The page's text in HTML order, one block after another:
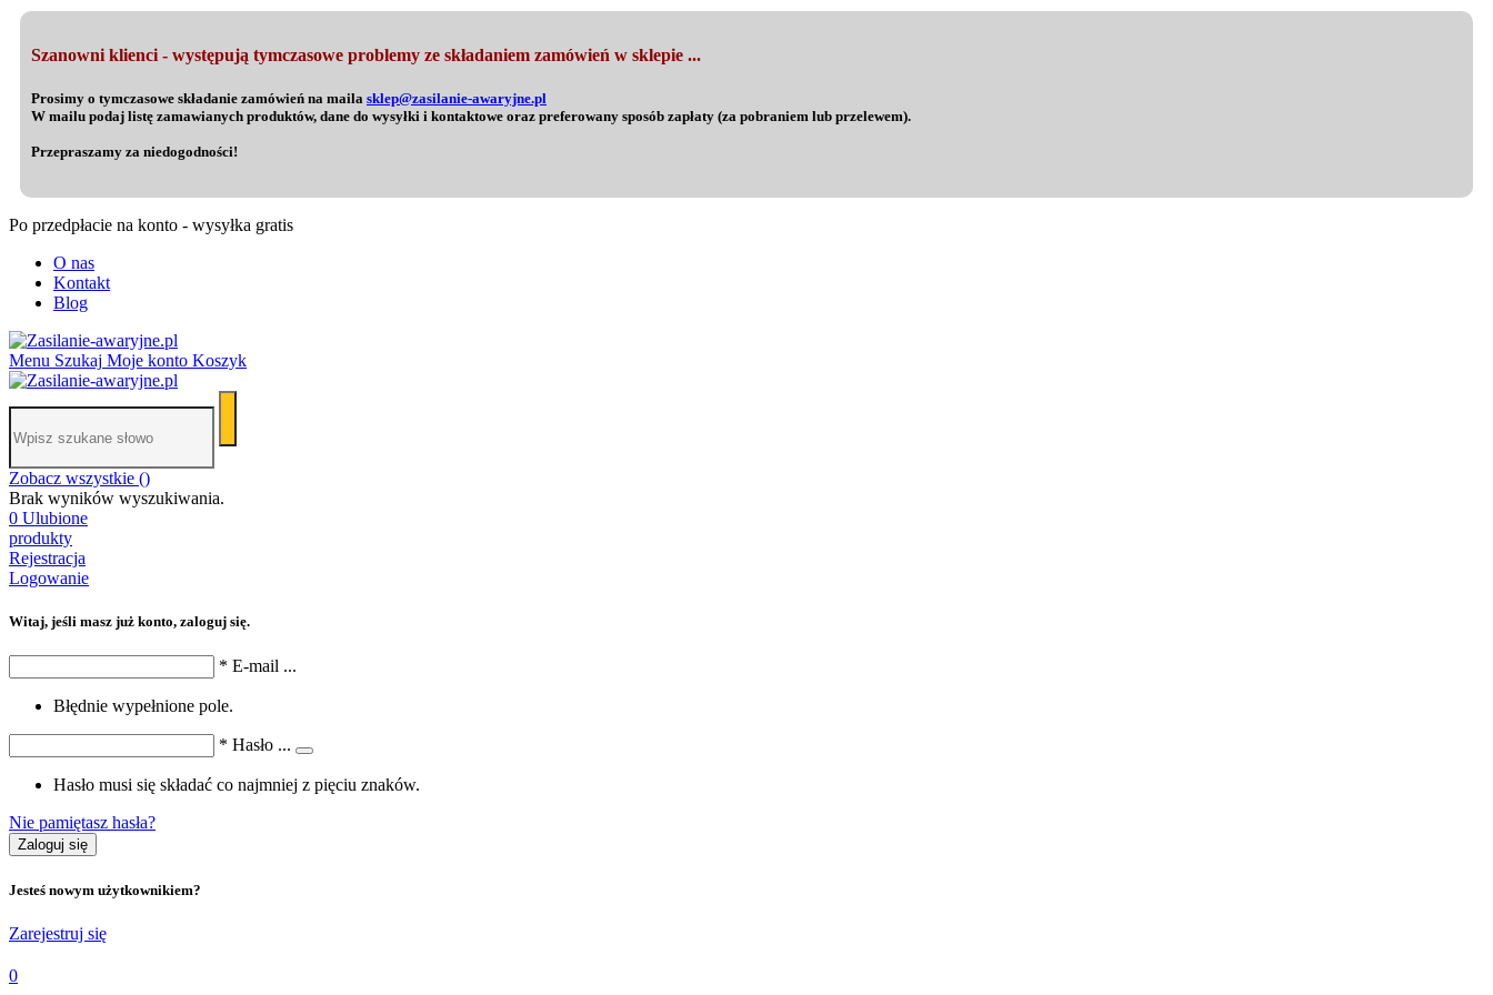
Szanowni klienci - występują tymczasowe problemy ze składaniem zamówień w sklepie ...
Prosimy o tymczasowe składanie zamówień na maila sklep@zasilanie-awaryjne.pl
W mailu podaj listę zamawianych produktów, dane do wysyłki i kontaktowe oraz preferowany sposób zapłaty (za pobraniem lub przelewem).
Przepraszamy za niedogodności!
Po przedpłacie na konto - wysyłka gratis
O nas
Kontakt
Blog
Menu Szukaj Moje konto Koszyk
Zobacz wszystkie ()
Brak wyników wyszukiwania.
0 Ulubione
produkty
Rejestracja
Logowanie
Witaj, jeśli masz już konto, zaloguj się.
* E-mail ...
Błędnie wypełnione pole.
* Hasło ...
Hasło musi się składać co najmniej z pięciu znaków.
Nie pamiętasz hasła?
Zaloguj się
Jesteś nowym użytkownikiem?
Zarejestruj się
0